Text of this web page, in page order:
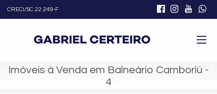
CRECI/SC 22.249-F
Imóveis à Venda em Balneário Camboriú -
4